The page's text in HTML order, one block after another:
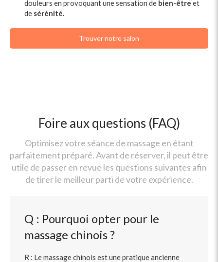
douleurs en provoquant une sensation de bien-être et
de sérénité.
Trouver notre salon
Foire aux questions (FAQ)
Optimisez votre séance de massage en étant
parfaitement préparé. Avant de réserver, il peut être
utile de passer en revue les questions suivantes afin
de tirer le meilleur parti de votre expérience.
Q : Pourquoi opter pour le
massage chinois ?
R : Le massage chinois est une pratique ancienne